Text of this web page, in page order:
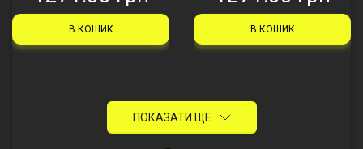
В КОШИК В КОШИК
ПОКАЗАТИ ЩЕ